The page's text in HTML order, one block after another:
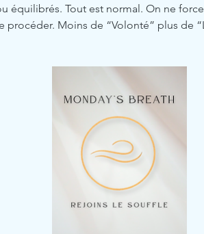
équilibrés. Tout est normal. On ne
procéder. Moins de “Volonté” plus de